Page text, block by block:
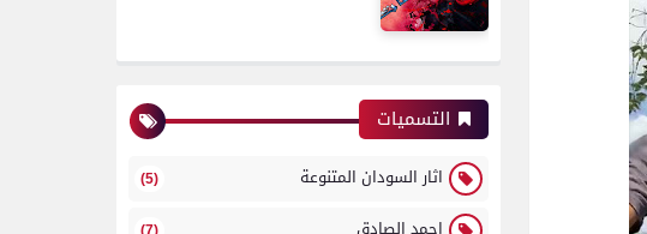
التسميات
اثار السودان المتنوعة (5)